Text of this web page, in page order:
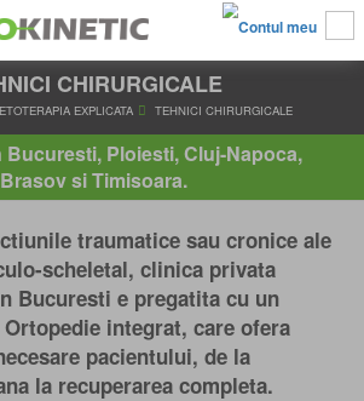
CHIRURGICALE
EXPLICATA TEHNICI
Bucuresti, Ploiesti, Cluj-Napoca,
Brasov si Timisoara.
traumatice sau cronice ale
scheletal, clinica privata
Bucuresti e pregatita cu un
integrat, care ofera
pacientului, de la
la recuperarea completa.